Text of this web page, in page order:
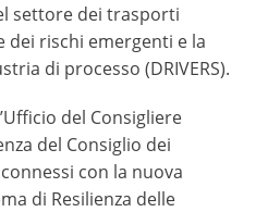
settore dei trasporti
dei rischi emergenti e la
di processo (DRIVERS).
del Consigliere
del Consiglio dei
con la nuova
di Resilienza delle